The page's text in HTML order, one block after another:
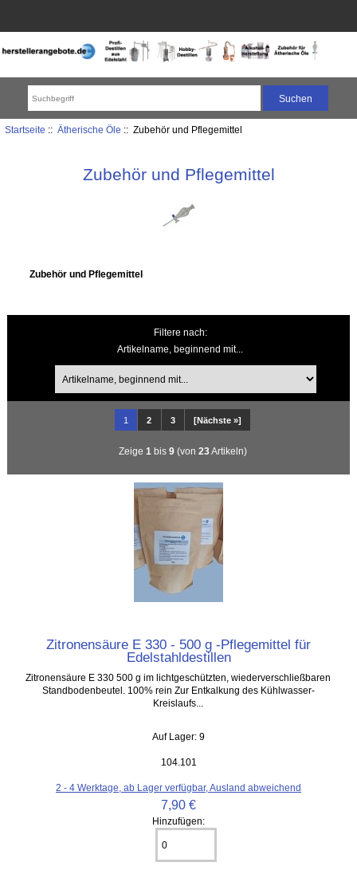
Startseite :: Ätherische Öle :: Zubehör und Pflegemittel
Zubehör und Pflegemittel
Zubehör und Pflegemittel
Filtere nach:
Artikelname, beginnend mit...
1 2 3 [Nächste »]
Zeige 1 bis 9(von 23Artikeln)
Zitronensäure E 330 - 500 g -Pflegemittel für
Edelstahldestillen
Zitronensäure E 330 500 g im lichtgeschützten, wiederverschließbaren
Standbodenbeutel. 100% rein Zur Entkalkung des Kühlwasser-
Kreislaufs...
Auf Lager: 9
104.101
2 - 4 Werktage, ab Lager verfügbar, Ausland abweichend
7,90 €
Hinzufügen: